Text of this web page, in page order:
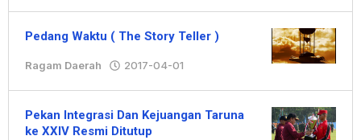
Pedang Waktu ( The Story Teller )
Ragam Daerah 2017-04-01
Pekan Integrasi Dan Kejuangan Taruna
ke XXIV Resmi Ditutup